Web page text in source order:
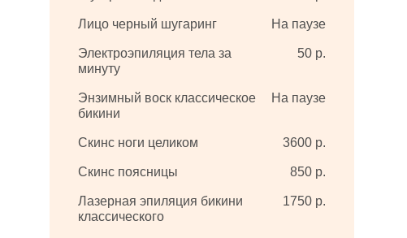
Лицо черный шугаринг На паузе
Электроэпиляция тела за
минуту
50 р.
Энзимный воск классическое
бикини
На паузе
Скинс ноги целиком 3600 р.
Скинс поясницы 850 р.
Лазерная эпиляция бикини
классического
1750 р.